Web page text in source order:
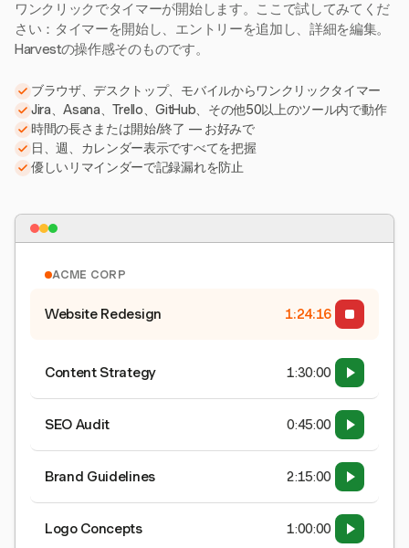
ワンクリックでタイマーが開始します。ここで試してみてくだ
さい：タイマーを開始し、エントリーを追加し、詳細を編集。
Harvestの操作感そのものです。
ブラウザ、デスクトップ、モバイルからワンクリックタイマー
Jira、Asana、Trello、GitHub、その他50以上のツール内で動作
時間の長さまたは開始/終了 — お好みで
日、週、カレンダー表示ですべてを把握
優しいリマインダーで記録漏れを防止
ACME CORP
Website Redesign 1:24:17
Content Strategy 1:30:00
SEO Audit 0:45:00
Brand Guidelines 2:15:00
Logo Concepts 1:00:00